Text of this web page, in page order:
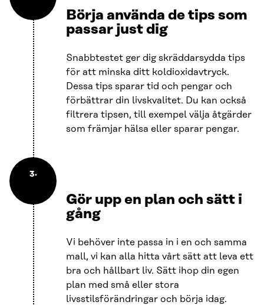
Börja använda de tips som
passar just dig
Snabbtestet ger dig skräddarsydda tips
för att minska ditt koldioxidavtryck.
Dessa tips sparar tid och pengar och
förbättrar din livskvalitet. Du kan också
filtrera tipsen, till exempel välja åtgärder
som främjar hälsa eller sparar pengar.
3.
Gör upp en plan och sätt i
gång
Vi behöver inte passa in i en och samma
mall, vi kan alla hitta vårt sätt att leva ett
bra och hållbart liv. Sätt ihop din egen
plan med små eller stora
livsstilsförändringar och börja idag.